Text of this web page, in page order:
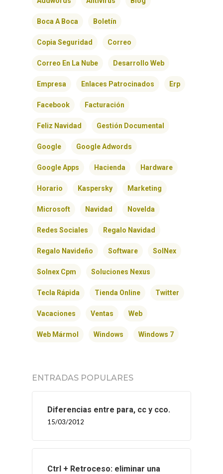
Boca A Boca Boletín
Copia Seguridad Correo
Correo En La Nube Desarrollo Web
Empresa Enlaces Patrocinados Erp
Facebook Facturación
Feliz Navidad Gestión Documental
Google Google Adwords
Google Apps Hacienda Hardware
Horario Kaspersky Marketing
Microsoft Navidad Novelda
Redes Sociales Regalo Navidad
Regalo Navideño Software SolNex
Solnex Cpm Soluciones Nexus
Tecla Rápida Tienda Online Twitter
Vacaciones Ventas Web
Web Mármol Windows Windows 7
ENTRADAS POPULARES
Diferencias entre para, cc y cco.
15/03/2012
Ctrl + Retroceso: eliminar una